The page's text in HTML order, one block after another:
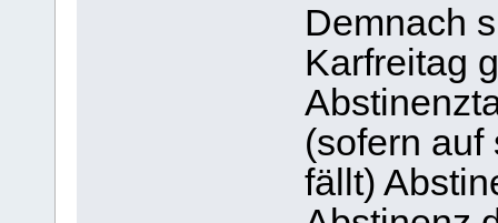
Demnach
Karfreitag
(sofern auf
fällt)